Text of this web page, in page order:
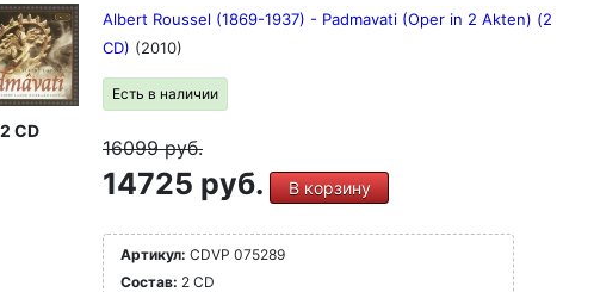
2 CD
Albert Roussel (1869-1937) - Padmavati (Oper in 2 Akten) (2
CD) (2010)
Есть в наличии
16099руб.
14725 руб. В корзину
Артикул: CDVP 075289
Состав: 2 CD